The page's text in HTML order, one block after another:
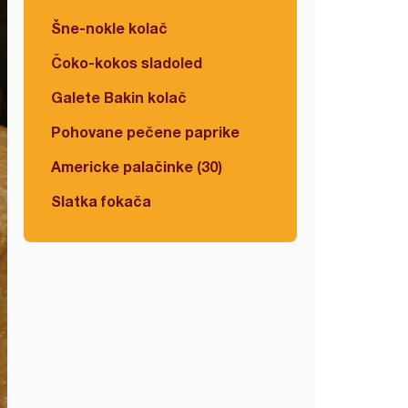
Šne-nokle kolač
Čoko-kokos sladoled
Galete Bakin kolač
Pohovane pečene paprike
Americke palačinke (30)
Slatka fokača